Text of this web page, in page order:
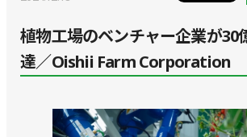
植物工場のベンチャー企業が30
達／Oishii Farm Corporation